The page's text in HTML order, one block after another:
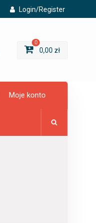
Login/Register
0
0,00 zł
Moje konto